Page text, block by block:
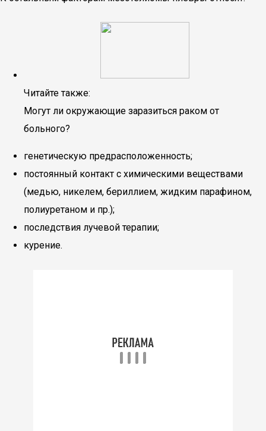
Читайте также:
Могут ли окружающие заразиться раком от
больного?
генетическую предрасположенность;
постоянный контакт с химическими веществами
(медью, никелем, бериллием, жидким парафином,
полиуретаном и пр.);
последствия лучевой терапии;
курение.